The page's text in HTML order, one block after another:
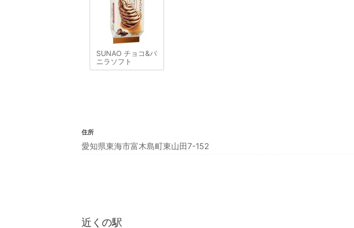
SUNAO チョコ&バ
ニラソフト
住所
愛知県東海市富木島町東山田7-152
近くの駅